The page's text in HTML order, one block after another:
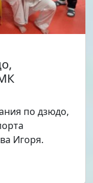
по дзюдо,
Игоря.